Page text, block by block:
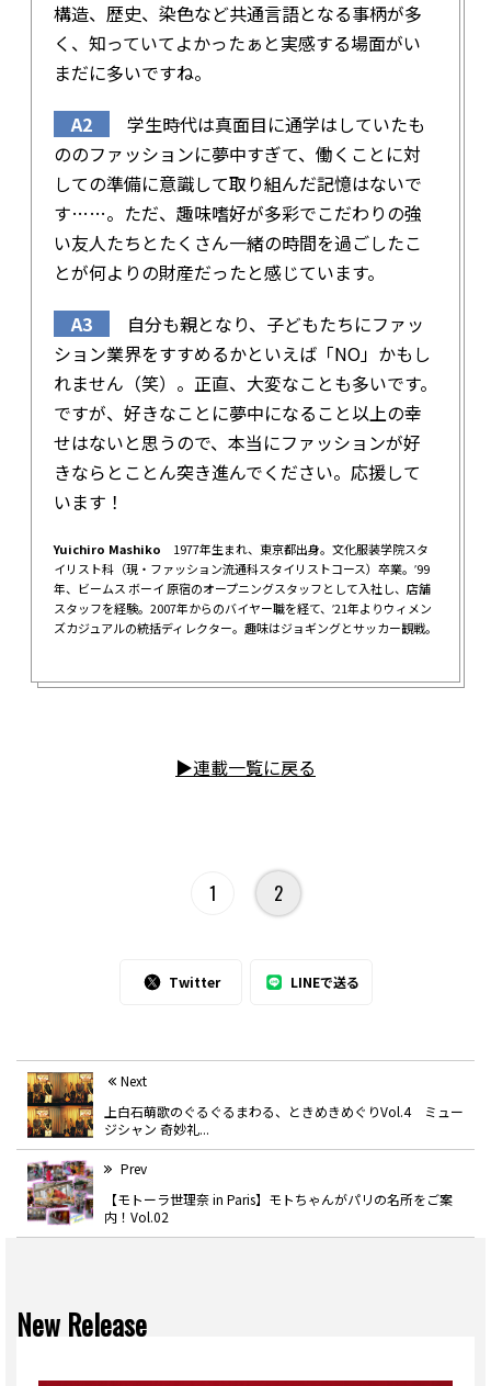
構造、歴史、染色など共通言語となる事柄が多
く、知っていてよかったぁと実感する場面がい
まだに多いですね。
A2
学生時代は真面目に通学はしていたも
ののファッションに夢中すぎて、働くことに対
しての準備に意識して取り組んだ記憶はないで
す……。ただ、趣味嗜好が多彩でこだわりの強
い友人たちとたくさん一緒の時間を過ごしたこ
とが何よりの財産だったと感じています。
A3
自分も親となり、子どもたちにファッ
ション業界をすすめるかといえば「NO」かもし
れません（笑）。正直、大変なことも多いです。
ですが、好きなことに夢中になること以上の幸
せはないと思うので、本当にファッションが好
きならとことん突き進んでください。応援して
います！
Yuichiro Mashiko 1977年生まれ、東京都出身。文化服装学院スタ
イリスト科（現・ファッション流通科スタイリストコース）卒業。ʼ99
年、ビームス ボーイ 原宿のオープニングスタッフとして入社し、店舗
スタッフを経験。2007年からのバイヤー職を経て、ʼ21年よりウィメン
ズカジュアルの統括ディレクター。趣味はジョギングとサッカー観戦。
▶︎連載一覧に戻る
1 2
Twitter LINEで送る
Next
上白石萌歌のぐるぐるまわる、ときめきめぐりVol.4 ミュー
ジシャン 奇妙礼...
Prev
【モトーラ世理奈 in Paris】モトちゃんがパリの名所をご案
内！Vol.02
New Release